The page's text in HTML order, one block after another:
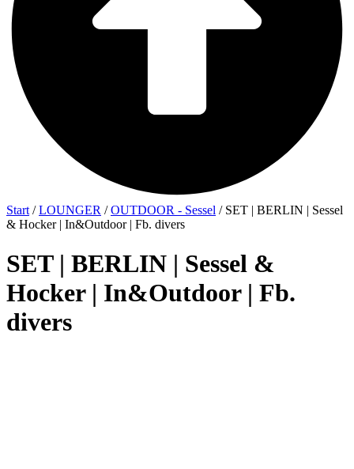
Start /LOUNGER /OUTDOOR - Sessel / SET | BERLIN | Sessel
& Hocker | In&Outdoor | Fb. divers
SET | BERLIN | Sessel &
Hocker | In&Outdoor | Fb.
divers